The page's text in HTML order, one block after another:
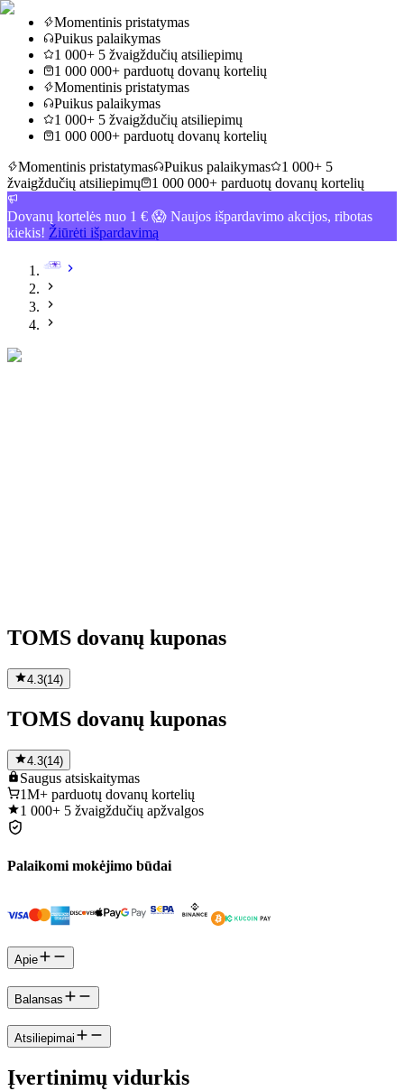
Momentinis pristatymas
Puikus palaikymas
1 000+ 5 žvaigždučių atsiliepimų
1 000 000+ parduotų dovanų kortelių
Momentinis pristatymas
Puikus palaikymas
1 000+ 5 žvaigždučių atsiliepimų
1 000 000+ parduotų dovanų kortelių
Momentinis pristatymas
Puikus palaikymas
1 000+ 5
žvaigždučių atsiliepimų
1 000 000+ parduotų dovanų kortelių
Dovanų kortelės nuo 1 € 😱 Naujos išpardavimo akcijos, ribotas
kiekis! Žiūrėti išpardavimą
TOMS dovanų kuponas
4.3(14)
TOMS dovanų kuponas
4.3(14)
Saugus atsiskaitymas
1M+ parduotų dovanų kortelių
1 000+ 5 žvaigždučių apžvalgos
Palaikomi mokėjimo būdai
Apie
Balansas
Atsiliepimai
Įvertinimų vidurkis